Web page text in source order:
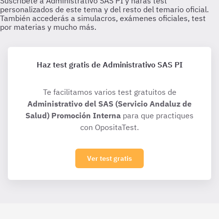
Haz test gratis de Administrativo SAS PI
Te facilitamos varios test gratuitos de
Administrativo del SAS (Servicio Andaluz de
Salud) Promoción Interna para que practiques
con OpositaTest.
Ver test gratis